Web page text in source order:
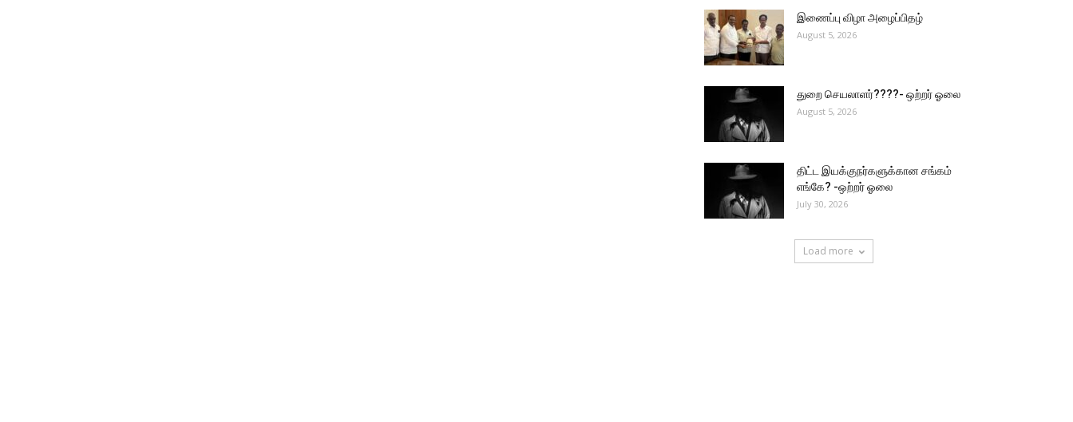
இணைப்பு விழா அழைப்பிதழ்
August 5, 2026
துறை செயலாளர்????- ஒற்றர் ஓலை
August 5, 2026
திட்ட இயக்குநர்களுக்கான சங்கம்
எங்கே? -ஒற்றர் ஓலை
July 30, 2026
Load more